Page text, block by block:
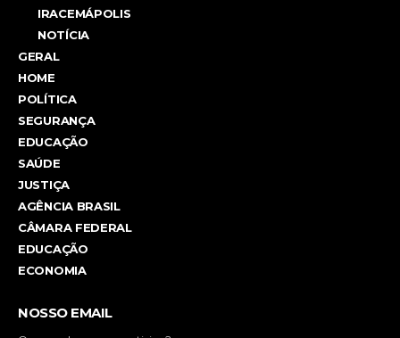
IRACEMÁPOLIS
NOTÍCIA
GERAL
HOME
POLÍTICA
SEGURANÇA
EDUCAÇÃO
SAÚDE
JUSTIÇA
AGÊNCIA BRASIL
CÂMARA FEDERAL
EDUCAÇÃO
ECONOMIA
NOSSO EMAIL